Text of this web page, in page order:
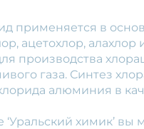
применяется в
ацетохлор,
производства
газа. Синтез
алюминия в
химик’